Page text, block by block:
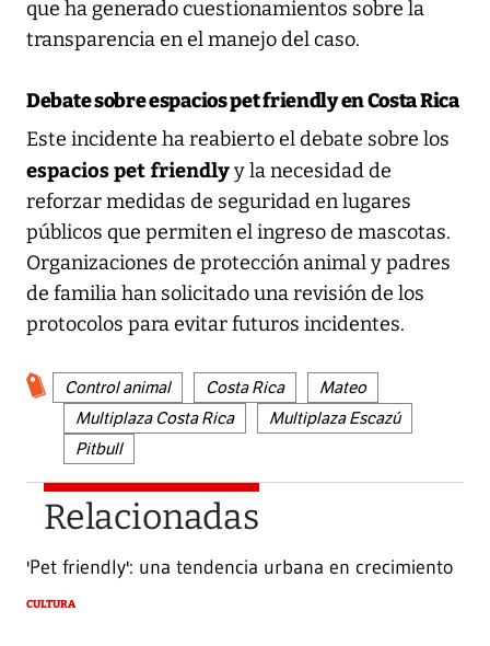
que ha generado cuestionamientos sobre la
transparencia en el manejo del caso.
Debate sobre espacios pet friendly en Costa Rica
Este incidente ha reabierto el debate sobre los
espacios pet friendlyy la necesidad de
reforzar medidas de seguridad en lugares
públicos que permiten el ingreso de mascotas.
Organizaciones de protección animal y padres
de familia han solicitado una revisión de los
protocolos para evitar futuros incidentes.
Control animal Costa Rica
Mateo
Multiplaza Costa Rica
Multiplaza Escazú
Pitbull
Relacionadas
'Pet friendly': una tendencia urbana en crecimiento
CULTURA